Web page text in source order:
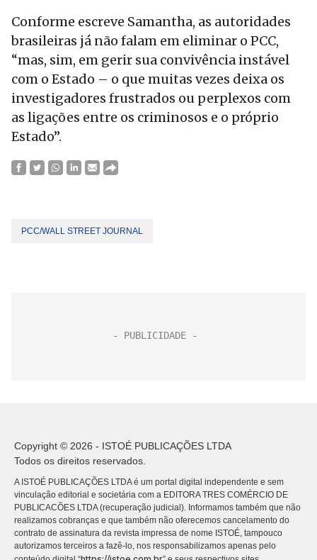
Conforme escreve Samantha, as autoridades
brasileiras já não falam em eliminar o PCC,
“mas, sim, em gerir sua convivência instável
com o Estado – o que muitas vezes deixa os
investigadores frustrados ou perplexos com
as ligações entre os criminosos e o próprio
Estado”.
PCC/WALL STREET JOURNAL
Copyright © 2026 - ISTOÉ PUBLICAÇÕES LTDA
Todos os direitos reservados.
A ISTOÉ PUBLICAÇÕES LTDA é um portal digital independente e sem
vinculação editorial e societária com a EDITORA TRES COMÉRCIO DE
PUBLICACÕES LTDA (recuperação judicial). Informamos também que não
realizamos cobranças e que também não oferecemos cancelamento do
contrato de assinatura da revista impressa de nome ISTOÉ, tampouco
autorizamos terceiros a fazê-lo, nos responsabilizamos apenas pelo